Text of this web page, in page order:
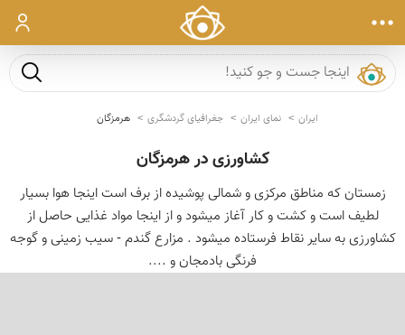
ورود
جست و
ایران نمای ایران جغرافیای گردشگری هرمزگان
کشاورزی در هرمزگان
زمستان که مناطق مرکزی و شمالی پوشیده از برف است اینجا هوا بسیار
لطیف است و کشت و کار آغاز میشود و از اینجا مواد غذایی حاصل از
کشاورزی به سایر نقاط فرستاده میشود . مزارع گندم - سیب زمینی و گوجه
فرنگی بادمجان و ....